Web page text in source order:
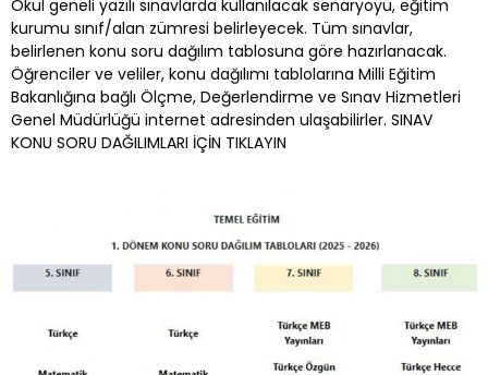
Okul geneli yazılı sınavlarda kullanılacak senaryoyu, eğitim
kurumu sınıf/alan zümresi belirleyecek. Tüm sınavlar,
belirlenen konu soru dağılım tablosuna göre hazırlanacak.
Öğrenciler ve veliler, konu dağılımı tablolarına Milli Eğitim
Bakanlığına bağlı Ölçme, Değerlendirme ve Sınav Hizmetleri
Genel Müdürlüğü internet adresinden ulaşabilirler. SINAV
KONU SORU DAĞILIMLARI İÇİN TIKLAYIN